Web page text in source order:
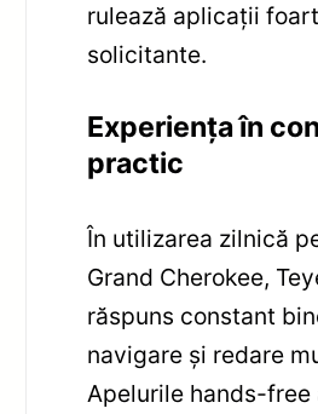
rulează aplicații
solicitante.
Experiența în
practic
În utilizarea zilnică
Grand Cherokee,
răspuns constant
navigare și redare
Apelurile hands-free